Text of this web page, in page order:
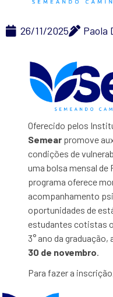
26/11/2025 Paola
Oferecido pelos
Semear promove
condições de
uma bolsa mensal de
programa oferece
acompanhamento
oportunidades de
estudantes cotistas
3° ano da
30 de novembro.
Para fazer a